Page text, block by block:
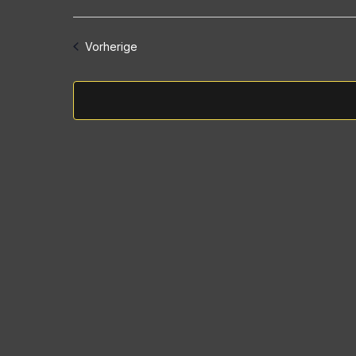
VorherigeVeranstaltungen